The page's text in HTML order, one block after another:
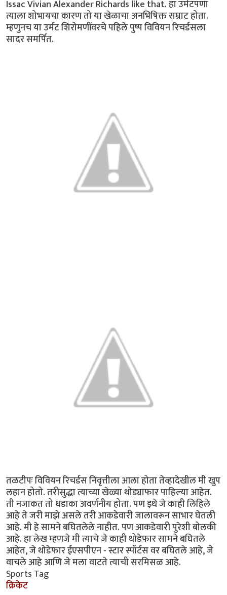
Issac Vivian Alexander Richards like that. हा उर्मटपणा
त्याला शोभायचा कारण तो या खेळाचा अनभिषिक्त सम्राट होता.
म्हणुनच या उर्मट शिरोमणींवरचे पहिले पुष्प विवियन रिचर्डसला
सादर समर्पित.
तळटीपः विवियन रिचर्डस निवृत्तीला आला होता तेव्हादेखील मी खुप
लहान होतो. तरीसुद्धा त्याच्या खेळ्या थोड्याफार पाहिल्या आहेत.
ती नजाकत तो धडाका अवर्णनीय होता. पण इथे जे काही लिहिले
आहे ते जरी माझे असले तरी आकडेवारी जालावरून साभार घेतली
आहे. मी हे सामने बघितलेले नाहीत. पण आकडेवारी पुरेशी बोलकी
आहे. हा लेख म्हणजे मी त्याचे जे काही थोडेफार सामने बघितले
आहेत, जे थोडेफार ईएसपीएन - स्टार स्पॉर्टस वर बघितले आहे, जे
वाचले आहे आणि जे मला वाटते त्याची सरमिसळ आहे.
Sports Tag
क्रिकेट